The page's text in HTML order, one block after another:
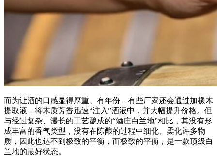
而为让酒的口感显得厚重、有年份，有些厂家还会通过加橡木
提取液，将木质芳香迅速“注入”酒液中，并大幅提升价格。但
与经过复杂、漫长的工艺酿成的“酒庄白兰地”相比，其没有形
成丰富的香气类型，没有在陈酿的过程中细化、柔化许多物
质，因此也达不到极致的平衡，而极致的平衡，是一款顶级白
兰地的最好状态。